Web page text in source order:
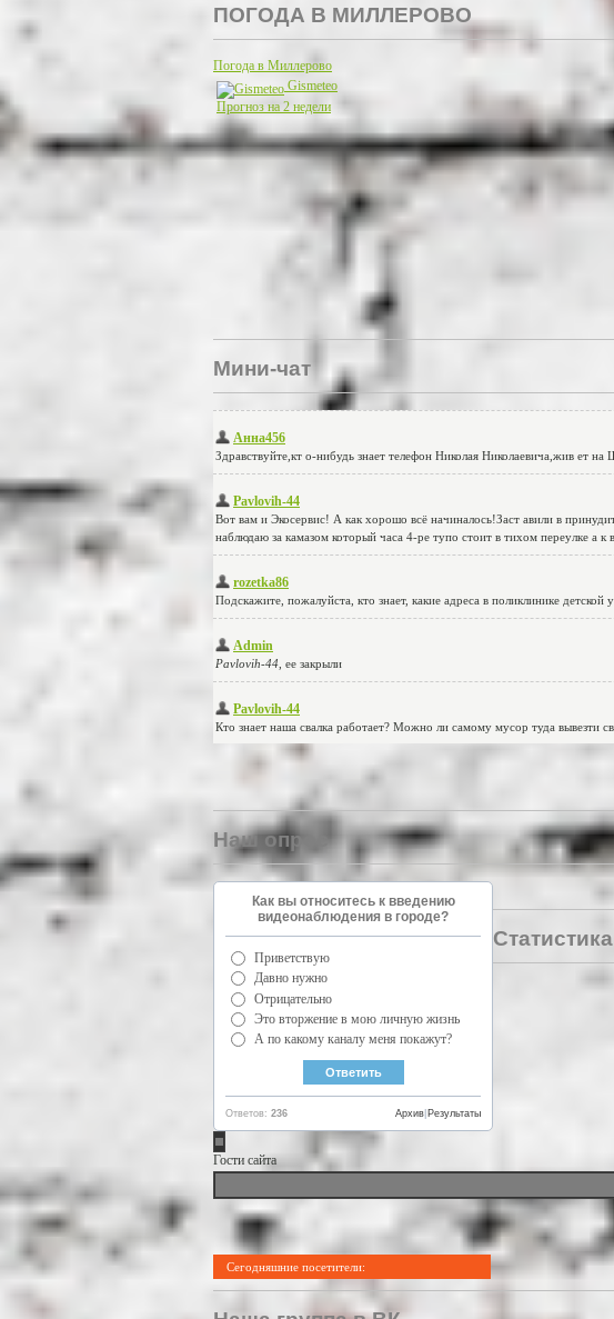
ПОГОДА В МИЛЛЕРОВО
Погода в Миллерово
Gismeteo
Прогноз на 2 недели
Мини-чат
Наш опрос
Как вы относитесь к введению
видеонаблюдения в городе?
Приветствую
Давно нужно
Отрицательно
Это вторжение в мою личную жизнь
А по какому каналу меня покажут?
Ответов: 236 Результаты
Архив
Статистика
Гости сайта
Сегодняшние посетители: